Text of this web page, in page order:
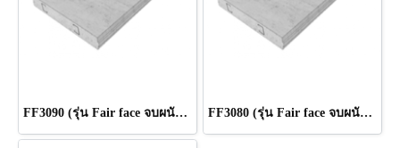
FF3090 (รุ่น Fair face จบผนัง 10 cm) ขนาด 300 x 60 x 9.0 cm. FF3080 (รุ่น Fair face จบผนัง 9 cm.) ขนาด 300 x 60 x 8.0 cm.